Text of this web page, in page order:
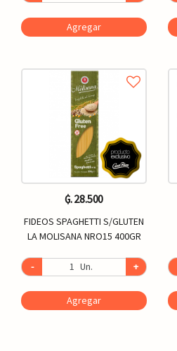
Agregar
₲. 28.500
FIDEOS SPAGHETTI S/GLUTEN
LA MOLISANA NRO15 400GR
- Un. +
Agregar